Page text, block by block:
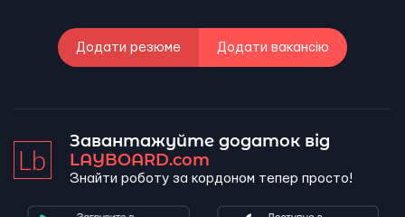
Додати резюме Додати вакансію
Завантажуйте додаток від
LAYBOARD.com
Знайти роботу за кордоном тепер просто!